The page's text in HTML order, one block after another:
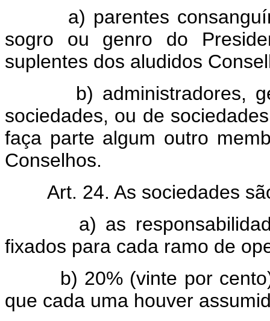
a) parentes
sogro ou genro do
suplentes dos aludidos
b) administradores,
sociedades, ou de
faça parte algum outro
Conselhos.
Art. 24. As sociedades
a) as responsabilidades
fixados para cada ramo de
b) 20% (vinte por cento),
que cada uma houver